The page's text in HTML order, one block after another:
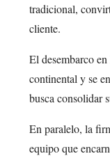
tradicional,
cliente.
El desembarco
continental y se
busca consolidar
En paralelo, la
equipo que